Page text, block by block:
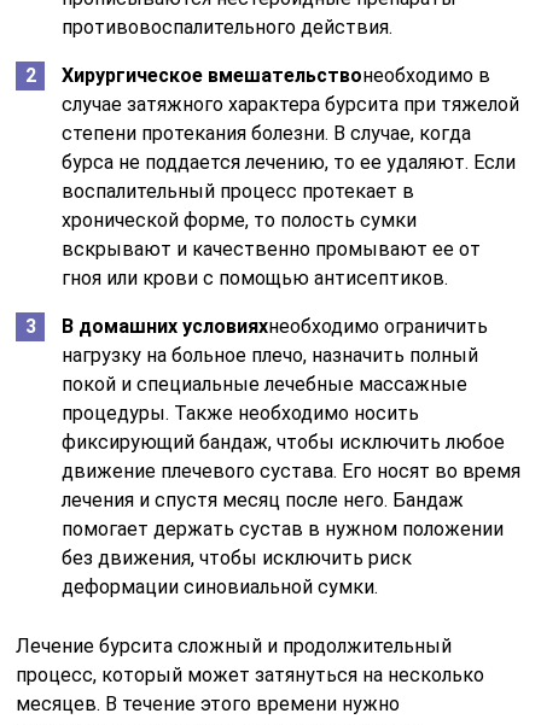
противовоспалительного действия.
Хирургическое вмешательствонеобходимо в
случае затяжного характера бурсита при тяжелой
степени протекания болезни. В случае, когда
бурса не поддается лечению, то ее удаляют. Если
воспалительный процесс протекает в
хронической форме, то полость сумки
вскрывают и качественно промывают ее от
гноя или крови с помощью антисептиков.
В домашних условияхнеобходимо ограничить
нагрузку на больное плечо, назначить полный
покой и специальные лечебные массажные
процедуры. Также необходимо носить
фиксирующий бандаж, чтобы исключить любое
движение плечевого сустава. Его носят во время
лечения и спустя месяц после него. Бандаж
помогает держать сустав в нужном положении
без движения, чтобы исключить риск
деформации синовиальной сумки.
Лечение бурсита сложный и продолжительный
процесс, который может затянуться на несколько
месяцев. В течение этого времени нужно